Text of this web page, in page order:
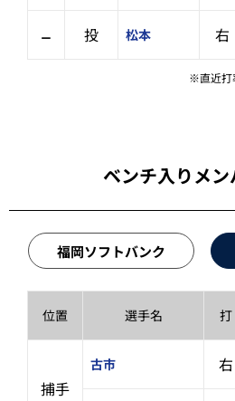
–
投 松本 右
※直近打
ベンチ入りメ
福岡ソフトバンク
位置 選手名 打
捕手
古市 右